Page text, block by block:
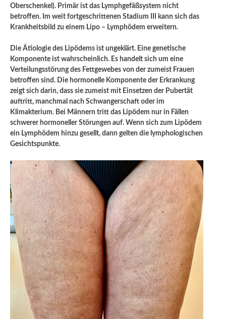
Oberschenkel). Primär ist das Lymphgefäßsystem nicht
betroffen. Im weit fortgeschrittenen Stadium III kann sich das
Krankheitsbild zu einem Lipo – Lymphödem erweitern.
Die Ätiologie des Lipödems ist ungeklärt. Eine genetische
Komponente ist wahrscheinlich. Es handelt sich um eine
Verteilungsstörung des Fettgewebes von der zumeist Frauen
betroffen sind. Die hormonelle Komponente der Erkrankung
zeigt sich darin, dass sie zumeist mit Einsetzen der Pubertät
auftritt, manchmal nach Schwangerschaft oder im
Klimakterium. Bei Männern tritt das Lipödem nur in Fällen
schwerer hormoneller Störungen auf. Wenn sich zum Lipödem
ein Lymphödem hinzu gesellt, dann gelten die lymphologischen
Gesichtspunkte.